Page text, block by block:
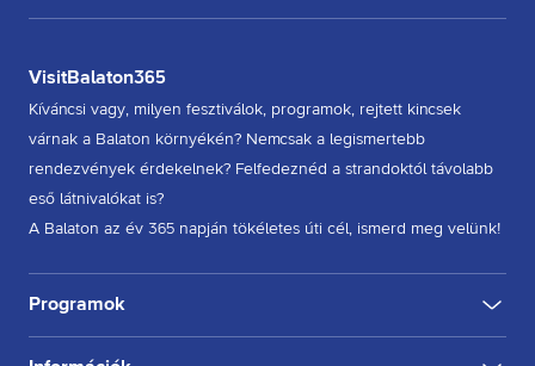
VisitBalaton365
Kíváncsi vagy, milyen fesztiválok, programok, rejtett kincsek
várnak a Balaton környékén? Nemcsak a legismertebb
rendezvények érdekelnek? Felfedeznéd a strandoktól távolabb
eső látnivalókat is?
A Balaton az év 365 napján tökéletes úti cél, ismerd meg velünk!
Programok